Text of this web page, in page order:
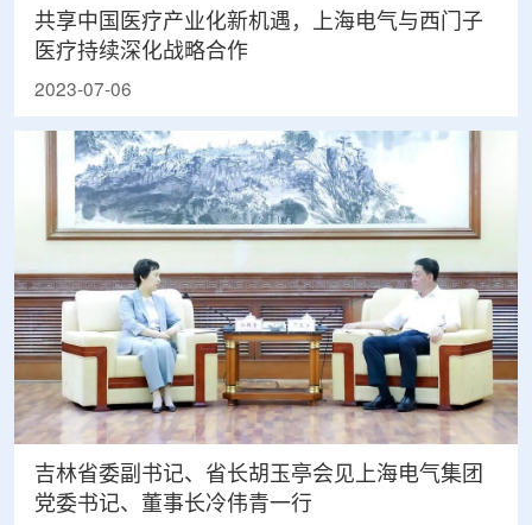
共享中国医疗产业化新机遇，上海电气与西门子
医疗持续深化战略合作
2023-07-06
吉林省委副书记、省长胡玉亭会见上海电气集团
党委书记、董事长冷伟青一行